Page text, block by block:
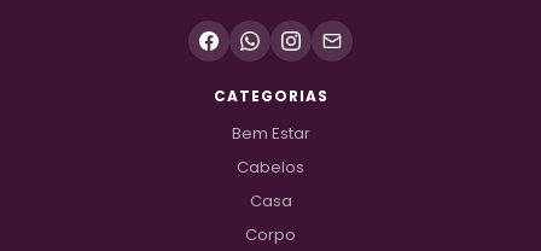
CATEGORIAS
Bem Estar
Cabelos
Casa
Corpo